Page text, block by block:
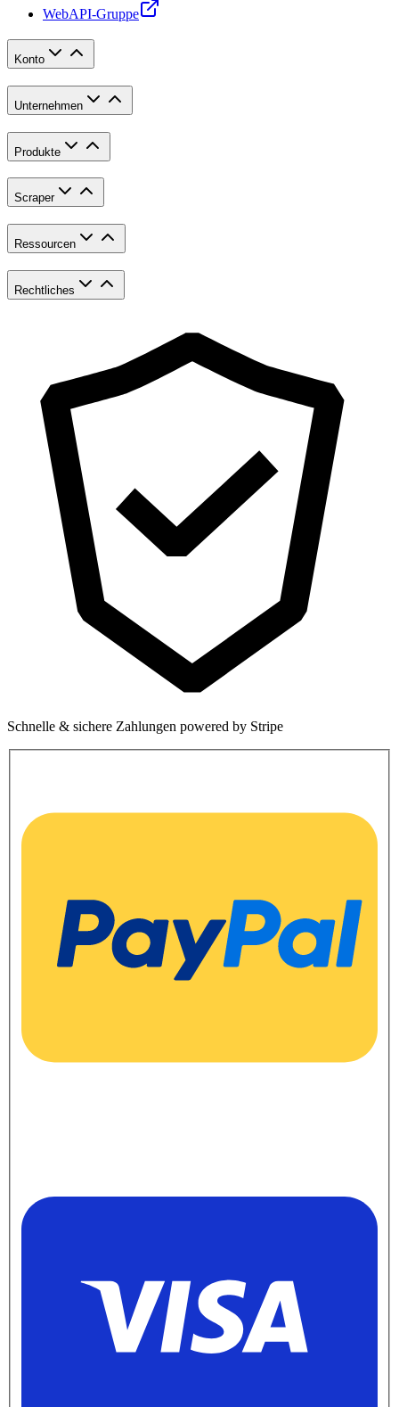
WebAPI-Gruppe
Konto
Unternehmen
Produkte
Scraper
Ressourcen
Rechtliches
Schnelle & sichere Zahlungen powered by Stripe